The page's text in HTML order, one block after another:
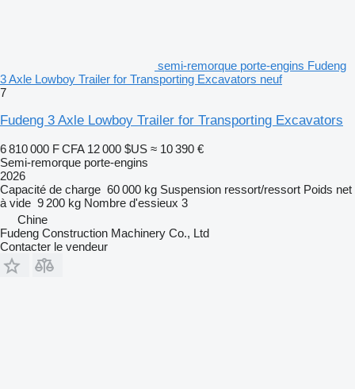
semi-remorque porte-engins Fudeng
3 Axle Lowboy Trailer for Transporting Excavators neuf
7
Fudeng 3 Axle Lowboy Trailer for Transporting Excavators
6 810 000 F CFA 12 000 $US ≈ 10 390 €
Semi-remorque porte-engins
2026
Capacité de charge 60 000 kg Suspension ressort/ressort Poids net
à vide 9 200 kg Nombre d'essieux 3
Chine
Fudeng Construction Machinery Co., Ltd
Contacter le vendeur